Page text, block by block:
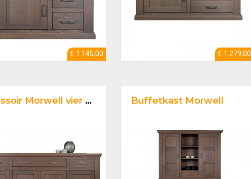
€ 1.145,00 € 1.279,00
Morwell vier deurs Buffetkast Morwell